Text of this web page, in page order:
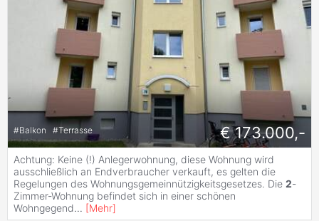
#Balkon #Terrasse € 173.000,-
Achtung: Keine (!) Anlegerwohnung, diese Wohnung wird
ausschließlich an Endverbraucher verkauft, es gelten die
Regelungen des Wohnungsgemeinnützigkeitsgesetzes. Die 2-
Zimmer-Wohnung befindet sich in einer schönen
Wohngegend... [Mehr]